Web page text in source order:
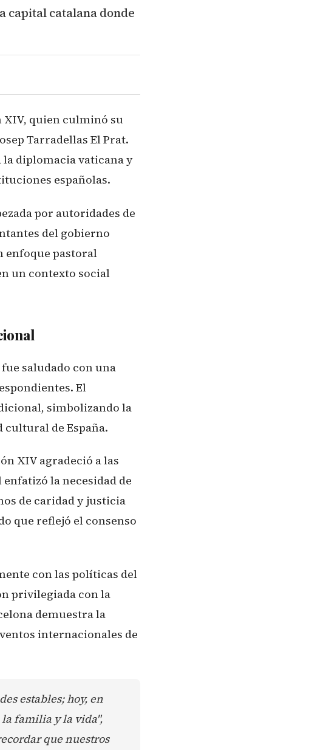
capital catalana donde
XIV, quien culminó su
Tarradellas El Prat.
diplomacia vaticana y
españolas.
por autoridades de
del gobierno
enfoque pastoral
un contexto social
fue saludado con una
El
simbolizando la
cultural de España.
XIV agradeció a las
la necesidad de
de caridad y justicia
que reflejó el consenso
con las políticas del
privilegiada con la
demuestra la
internacionales de
estables; hoy, en
familia y la vida",
que nuestros